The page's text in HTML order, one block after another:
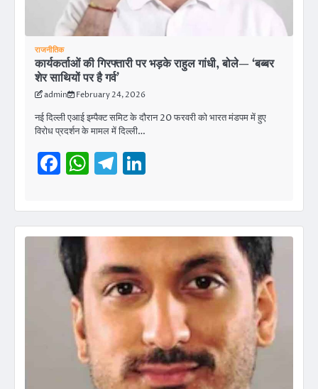
राजनीतिक
कार्यकर्ताओं की गिरफ्तारी पर भड़के राहुल गांधी, बोले— ‘बब्बर
शेर साथियों पर है गर्व’
admin February 24, 2026
नई दिल्ली एआई इम्पैक्ट समिट के दौरान 20 फरवरी को भारत मंडपम में हुए
विरोध प्रदर्शन के मामल में दिल्ली…
Facebook
WhatsApp
Telegram